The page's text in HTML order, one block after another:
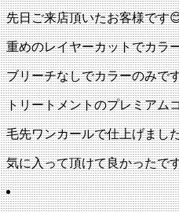
先日ご来店頂いたお客様です
重めのレイヤーカットでカラ
ブリーチなしでカラーのみです
トリートメントのプレミアム
毛先ワンカールで仕上げまし
気に入って頂けて良かったで